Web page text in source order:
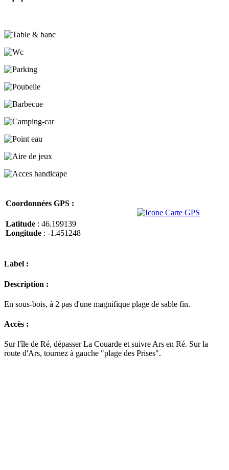
Coordonnées GPS :
Latitude : 46.199139
Longitude : -1.451248
Label :
Description :
En sous-bois, à 2 pas d'une magnifique plage de sable fin.
Accès :
Sur l'île de Ré, dépasser La Couarde et suivre Ars en Ré. Sur la
route d'Ars, tournez à gauche "plage des Prises".